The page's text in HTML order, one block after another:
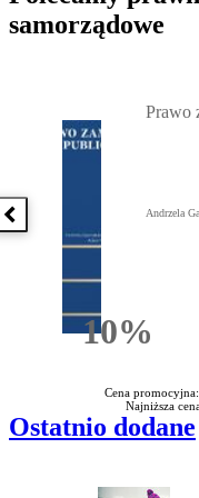
samorządowe
Poprzednia książka
10%
Prawo
Andrzela
Cena
Najniższa
Ostatnio dodane